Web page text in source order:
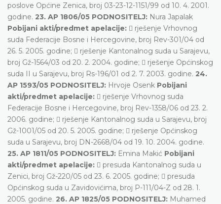
poslove Općine Zenica, broj 03-23-12-1151/99 od 10. 4. 2001.
godine. 23. AP 1806/05 PODNOSITELJ: Nura Japalak
Pobijani akti/predmet apelacije:  rješenje Vrhovnog
suda Federacije Bosne i Hercegovine, broj Rev-301/04 od
26. 5. 2005. godine;  rješenje Kantonalnog suda u Sarajevu,
broj Gž-1564/03 od 20. 2. 2004. godine;  rješenje Općinskog
suda II u Sarajevu, broj Rs-196/01 od 2. 7. 2003. godine. 24.
AP 1593/05 PODNOSITELJ: Hrvoje Osenk Pobijani
akti/predmet apelacije:  rješenje Vrhovnog suda
Federacije Bosne i Hercegovine, broj Rev-1358/06 od 23. 2.
2006. godine;  rješenje Kantonalnog suda u Sarajevu, broj
Gž-1001/05 od 20. 5. 2005. godine;  rješenje Općinskog
suda u Sarajevu, broj DN-2668/04 od 19. 10. 2004. godine.
25. AP 1811/05 PODNOSITELJ: Emina Makić Pobijani
akti/predmet apelacije:  presuda Kantonalnog suda u
Zenici, broj Gž-220/05 od 23. 6. 2005. godine;  presuda
Općinskog suda u Zavidovićima, broj P-111/04-Z od 28. 1.
2005. godine. 26. AP 1825/05 PODNOSITELJ: Muhamed